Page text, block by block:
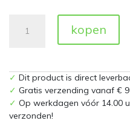
Heat
Yellow
30,5
cm
aantal
kopen
✓ Dit product is direct
✓ Gratis verzending vanaf €
✓ Op werkdagen vóór 14.00
verzonden!